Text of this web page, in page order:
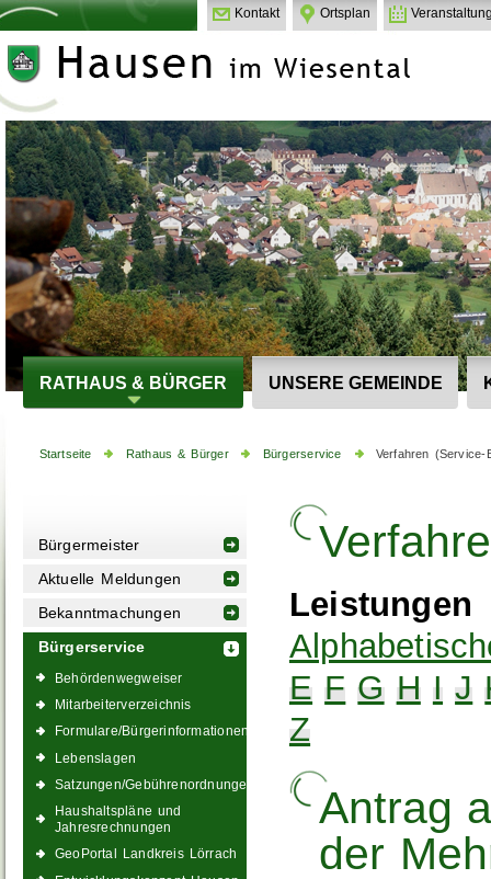
Kontakt Ortsplan
RATHAUS & BÜRGER UNSERE GEMEINDE
Startseite Rathaus & Bürger Bürgerservice Verfahren (Service-
Bürgermeister
Aktuelle Meldungen
Bekanntmachungen
Bürgerservice
Behördenwegweiser
Mitarbeiterverzeichnis
Formulare/Bürgerinformationen
Lebenslagen
Satzungen/Gebührenordnungen
Haushaltspläne und
Jahresrechnungen
GeoPortal Landkreis Lörrach
Leistungen
E F G H I J
Z
Antrag
der